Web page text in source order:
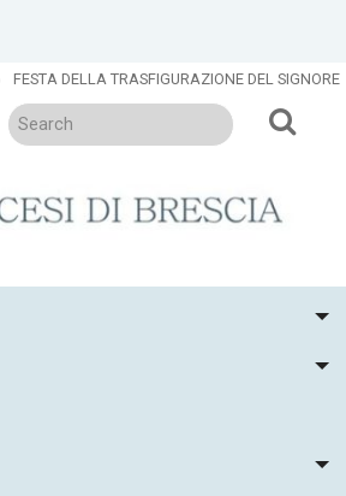
FESTA DELLA TRASFIGURAZIONE DEL SIGNORE